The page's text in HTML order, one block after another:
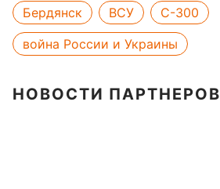
Бердянск ВСУ
С-300
война России и Украины
НОВОСТИ ПАРТНЕРОВ